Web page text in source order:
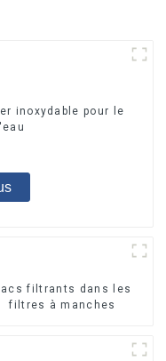
inoxydable pour le
filtrants dans les
filtres à manches